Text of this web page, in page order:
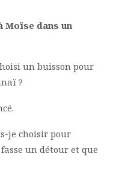
Moïse dans un
un buisson pour
?
je choisir pour
un détour et que